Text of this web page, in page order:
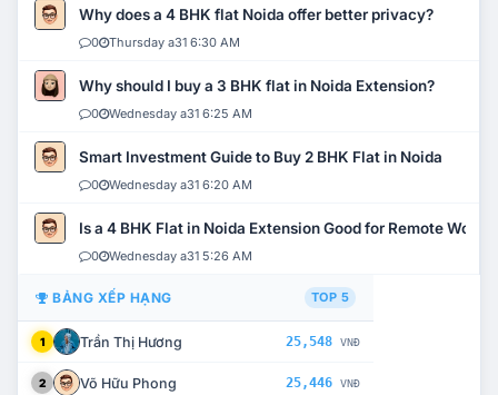
Why does a 4 BHK flat Noida offer better privacy?
0 Thursday a31 6:30 AM
Why should I buy a 3 BHK flat in Noida Extension?
0 Wednesday a31 6:25 AM
Smart Investment Guide to Buy 2 BHK Flat in Noida
0 Wednesday a31 6:20 AM
Is a 4 BHK Flat in Noida Extension Good for Remote Work?
0 Wednesday a31 5:26 AM
BẢNG XẾP HẠNG TOP 5
1 Trần Thị Hương 25,548 VNĐ
2 Võ Hữu Phong 25,446 VNĐ